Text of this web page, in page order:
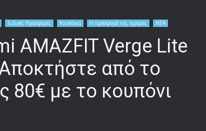
Ειδικές Προσφορές Κουπόνια Η προσφορά της ημέρας ΝΕΑ
AMAZFIT Verge Lite
από το
80€ με το κουπόνι